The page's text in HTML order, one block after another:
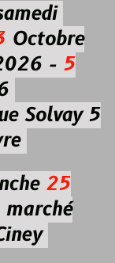
Octobre
- 5
Solvay 5
25